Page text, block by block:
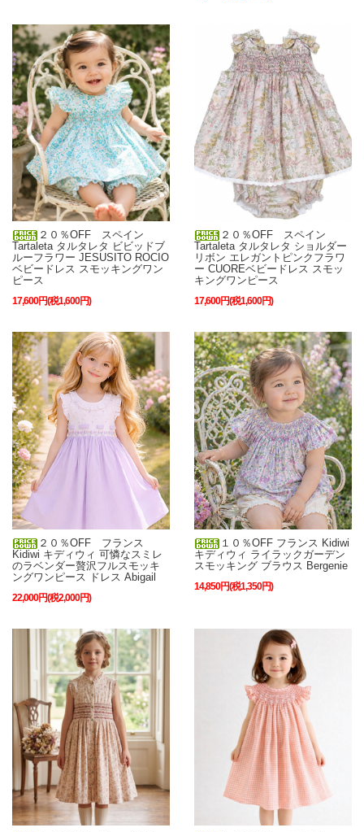
２０％OFF スペイン
Tartaleta タルタレタ ビビッドブ
ルーフラワー JESUSITO ROCIO
ベビードレス スモッキングワン
ピース
17,600円(税1,600円)
２０％OFF スペイン
Tartaleta タルタレタ ショルダー
リボン エレガントピンクフラワ
ー CUOREベビードレス スモッ
キングワンピース
17,600円(税1,600円)
２０％OFF フランス
Kidiwi キディウィ 可憐なスミレ
のラベンダー贅沢フルスモッキ
ングワンピース ドレス Abigail
22,000円(税2,000円)
１０％OFF フランス Kidiwi
キディウィ ライラックガーデン
スモッキング ブラウス Bergenie
14,850円(税1,350円)